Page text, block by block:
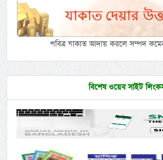
পবিত্র যাকাত আদায় করলে সম্পদ
বিশেষ ওয়েব সাইট